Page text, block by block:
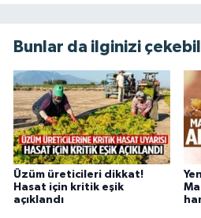
Bunlar da ilginizi
Üzüm üreticileri dikkat!
Hasat için kritik eşik
açıklandı